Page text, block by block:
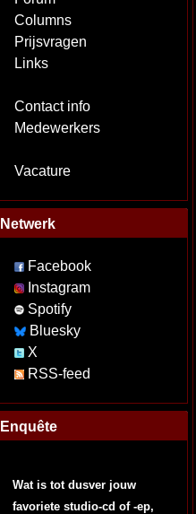
Columns
Prijsvragen
Links
Contact info
Medewerkers
Vacature
Netwerk
Facebook
Instagram
Spotify
Bluesky
X
RSS-feed
Enquête
Wat is tot dusver jouw
favoriete studio-cd of -ep,